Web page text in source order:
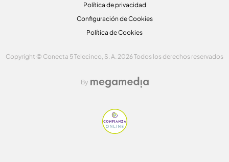
Política de privacidad
Configuración de Cookies
Política de Cookies
Copyright © Conecta 5 Telecinco, S. A. 2026 Todos los derechos reservados
By